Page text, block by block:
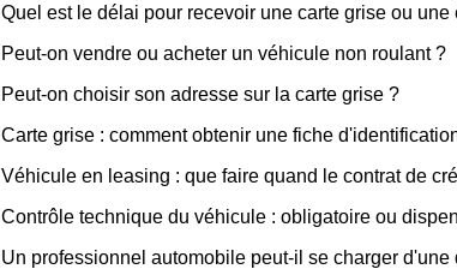
Quel est le délai pour recevoir une carte grise ou une
Peut-on vendre ou acheter un véhicule non roulant ?
Peut-on choisir son adresse sur la carte grise ?
Carte grise : comment obtenir une fiche
Véhicule en leasing : que faire quand le contrat de
Contrôle technique du véhicule : obligatoire ou
Un professionnel automobile peut-il se charger